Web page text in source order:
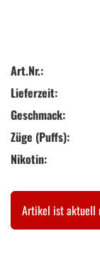
Art.Nr.:
Lieferzeit:
Geschmack:
Züge (Puffs):
Nikotin:
Artikel ist aktuell